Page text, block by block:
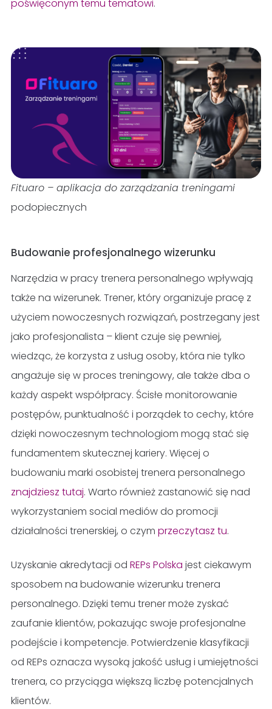
poświęconym temu tematowi.
Fituaro – aplikacja do zarządzania treningami
podopiecznych
Budowanie profesjonalnego wizerunku
Narzędzia w pracy trenera personalnego wpływają
także na wizerunek. Trener, który organizuje pracę z
użyciem nowoczesnych rozwiązań, postrzegany jest
jako profesjonalista – klient czuje się pewniej,
wiedząc, że korzysta z usług osoby, która nie tylko
angażuje się w proces treningowy, ale także dba o
każdy aspekt współpracy. Ścisłe monitorowanie
postępów, punktualność i porządek to cechy, które
dzięki nowoczesnym technologiom mogą stać się
fundamentem skutecznej kariery. Więcej o
budowaniu marki osobistej trenera personalnego
znajdziesz tutaj. Warto również zastanowić się nad
wykorzystaniem social mediów do promocji
działalności trenerskiej, o czym przeczytasz tu.
Uzyskanie akredytacji od REPs Polska jest ciekawym
sposobem na budowanie wizerunku trenera
personalnego. Dzięki temu trener może zyskać
zaufanie klientów, pokazując swoje profesjonalne
podejście i kompetencje. Potwierdzenie klasyfikacji
od REPs oznacza wysoką jakość usług i umiejętności
trenera, co przyciąga większą liczbę potencjalnych
klientów.